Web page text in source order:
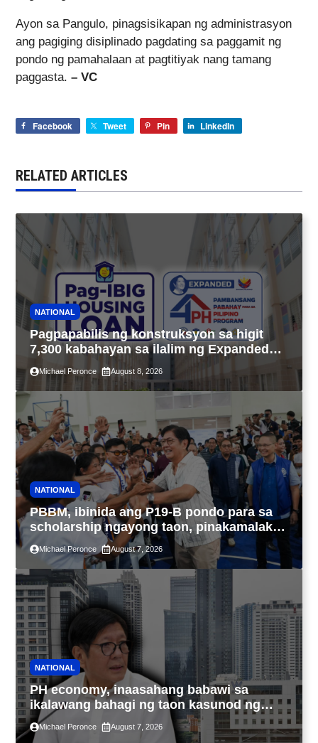
Ayon sa Pangulo, pinagsisikapan ng administrasyon
ang pagiging disiplinado pagdating sa paggamit ng
pondo ng pamahalaan at pagtitiyak nang tamang
paggasta. – VC
Facebook Tweet Pin LinkedIn
RELATED ARTICLES
NATIONAL
Pagpapabilis ng konstruksyon sa higit
7,300 kabahayan sa ilalim ng Expanded
4PH, posible na sa pagtutulungan ng Pag-
IBIG at P.A. Alvarez
Michael Peronce August 8, 2026
NATIONAL
PBBM, ibinida ang P19-B pondo para sa
scholarship ngayong taon, pinakamalaki
sa kasaysayan ng TESDA
Michael Peronce August 7, 2026
NATIONAL
PH economy, inaasahang babawi sa
ikalawang bahagi ng taon kasunod ng
2.3% GDP dulot ng Middle East war,
pagkaantala ng public construction
Michael Peronce August 7, 2026